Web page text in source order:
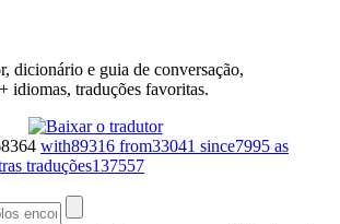
dicionário e guia de conversação,
idiomas, traduções favoritas.
with89316 from33041 since7995 as
traduções137557